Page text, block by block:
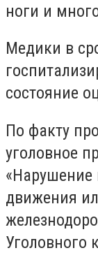
ноги и
Медики в
состояние
По факту
уголовное
«Нарушение
движения
Уголовного